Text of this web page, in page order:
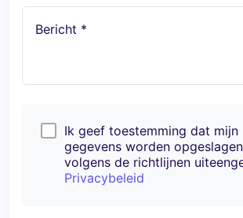
Bericht *
Ik geef toestemming dat mijn
gegevens worden opgeslagen
volgens de richtlijnen
Privacybeleid